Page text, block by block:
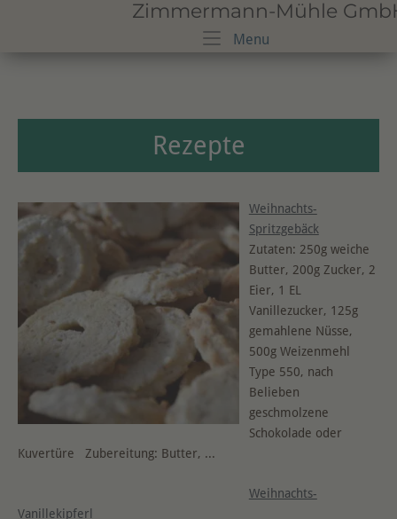
content
Zimmermann-Mühle
Menu
Rezepte
Weihnachts-
Spritzgebäck
Zutaten: 250g weiche
Butter, 200g Zucker, 2
Eier, 1 EL
Vanillezucker, 125g
gemahlene Nüsse,
500g Weizenmehl
Type 550, nach
Belieben
geschmolzene
Schokolade oder
Kuvertüre Zubereitung: Butter, ...
Weihnachts-
Vanillekipferl